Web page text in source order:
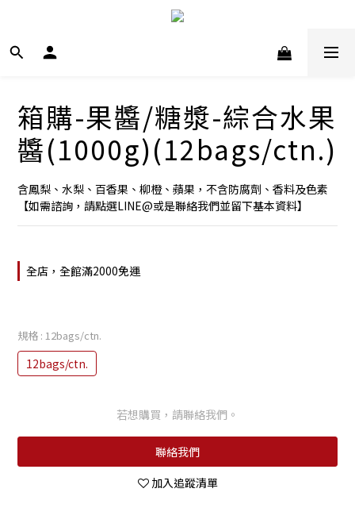
箱購-果醬/糖漿-綜合水果
醬(1000g)(12bags/ctn.)
含鳳梨、水梨、百香果、柳橙、蘋果，不含防腐劑、香料及色素
【如需諮詢，請點選LINE@或是聯絡我們並留下基本資料】
全店，全館滿2000免運
規格 : 12bags/ctn.
12bags/ctn.
若想購買，請聯絡我們。
聯絡我們
加入追蹤清單